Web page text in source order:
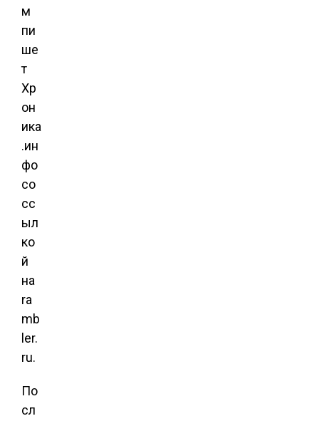
м
пи
ше
т
Хр
он
ика
.ин
фо
со
сс
ыл
ко
й
на
ra
mb
ler.
ru.
По
сл